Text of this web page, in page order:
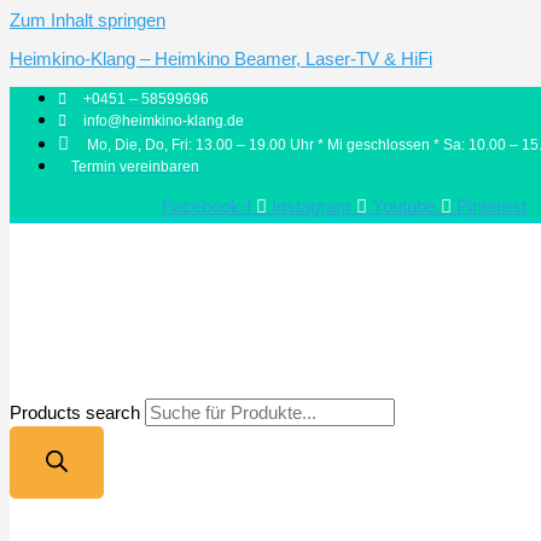
Zum Inhalt springen
Heimkino-Klang – Heimkino Beamer, Laser-TV & HiFi
+0451 – 58599696
info@heimkino-klang.de
Mo, Die, Do, Fri: 13.00 – 19.00 Uhr * Mi geschlossen * Sa: 10.00 –
Termin vereinbaren
Facebook-f Instagram Youtube Pinterest
Products search